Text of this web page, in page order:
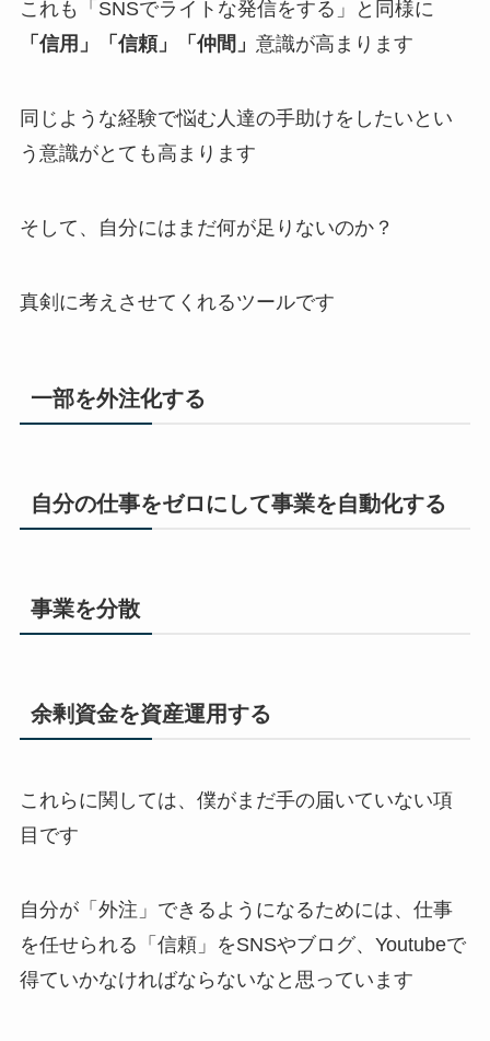
これも「SNSでライトな発信をする」と同様に
「信用」「信頼」「仲間」 意識が高まります
同じような経験で悩む人達の手助けをしたいとい
う意識がとても高まります
そして、自分にはまだ何が足りないのか？
真剣に考えさせてくれるツールです
一部を外注化する
自分の仕事をゼロにして事業を自動化する
事業を分散
余剰資金を資産運用する
これらに関しては、僕がまだ手の届いていない項
目です
自分が「外注」できるようになるためには、仕事
を任せられる「信頼」をSNSやブログ、Youtubeで
得ていかなければならないなと思っています